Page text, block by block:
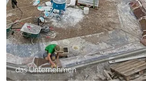
...das Unternehmen